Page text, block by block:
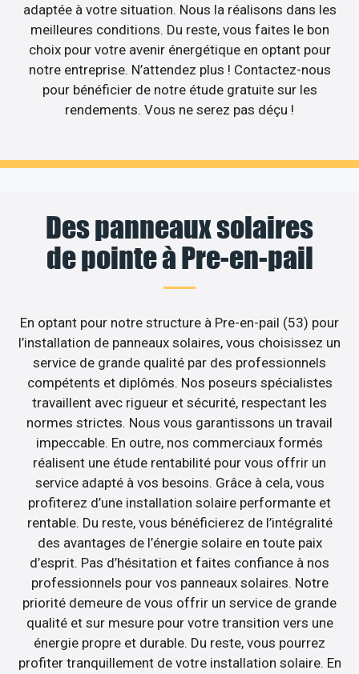
adaptée à votre situation. Nous la réalisons dans les
meilleures conditions. Du reste, vous faites le bon
choix pour votre avenir énergétique en optant pour
notre entreprise. N’attendez plus ! Contactez-nous
pour bénéficier de notre étude gratuite sur les
rendements. Vous ne serez pas déçu !
Des panneaux solaires
de pointe à Pre-en-pail
En optant pour notre structure à Pre-en-pail (53) pour
l’installation de panneaux solaires, vous choisissez un
service de grande qualité par des professionnels
compétents et diplômés. Nos poseurs spécialistes
travaillent avec rigueur et sécurité, respectant les
normes strictes. Nous vous garantissons un travail
impeccable. En outre, nos commerciaux formés
réalisent une étude rentabilité pour vous offrir un
service adapté à vos besoins. Grâce à cela, vous
profiterez d’une installation solaire performante et
rentable. Du reste, vous bénéficierez de l’intégralité
des avantages de l’énergie solaire en toute paix
d’esprit. Pas d’hésitation et faites confiance à nos
professionnels pour vos panneaux solaires. Notre
priorité demeure de vous offrir un service de grande
qualité et sur mesure pour votre transition vers une
énergie propre et durable. Du reste, vous pourrez
profiter tranquillement de votre installation solaire. En